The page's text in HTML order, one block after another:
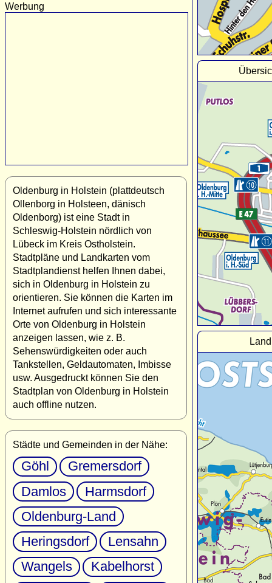
Werbung
Oldenburg in Holstein (plattdeutsch
Ollenborg in Holsteen, dänisch
Oldenborg) ist eine Stadt in
Schleswig-Holstein nördlich von
Lübeck im Kreis Ostholstein.
Stadtpläne und Landkarten vom
Stadtplandienst helfen Ihnen dabei,
sich in Oldenburg in Holstein zu
orientieren. Sie können die Karten im
Internet aufrufen und sich interessante
Orte von Oldenburg in Holstein
anzeigen lassen, wie z. B.
Sehenswürdigkeiten oder auch
Tankstellen, Geldautomaten, Imbisse
usw. Ausgedruckt können Sie den
Stadtplan von Oldenburg in Holstein
auch offline nutzen.
Städte und Gemeinden in der Nähe:
Göhl
Gremersdorf
Damlos
Harmsdorf
Oldenburg-Land
Heringsdorf
Lensahn
Wangels
Kabelhorst